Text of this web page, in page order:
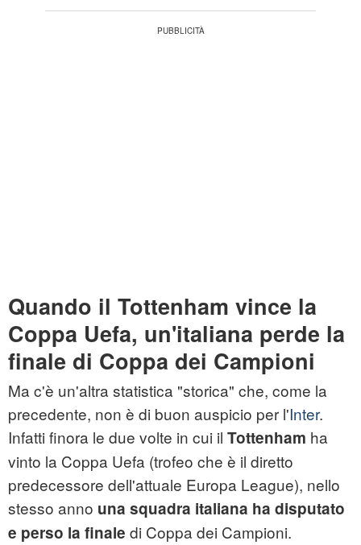
Quando il Tottenham vince la
Coppa Uefa, un'italiana perde la
finale di Coppa dei Campioni
Ma c'è un'altra statistica "storica" che, come la
precedente, non è di buon auspicio per l'Inter.
Infatti finora le due volte in cui il Tottenham ha
vinto la Coppa Uefa (trofeo che è il diretto
predecessore dell'attuale Europa League), nello
stesso anno una squadra italiana ha disputato
e perso la finale di Coppa dei Campioni.